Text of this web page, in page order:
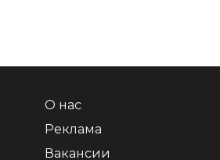
О нас
Реклама
Вакансии